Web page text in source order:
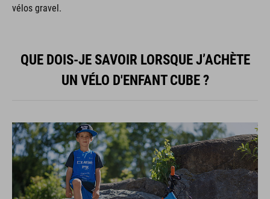
vélos gravel.
QUE DOIS-JE SAVOIR LORSQUE J’ACHÈTE
UN VÉLO D'ENFANT CUBE ?